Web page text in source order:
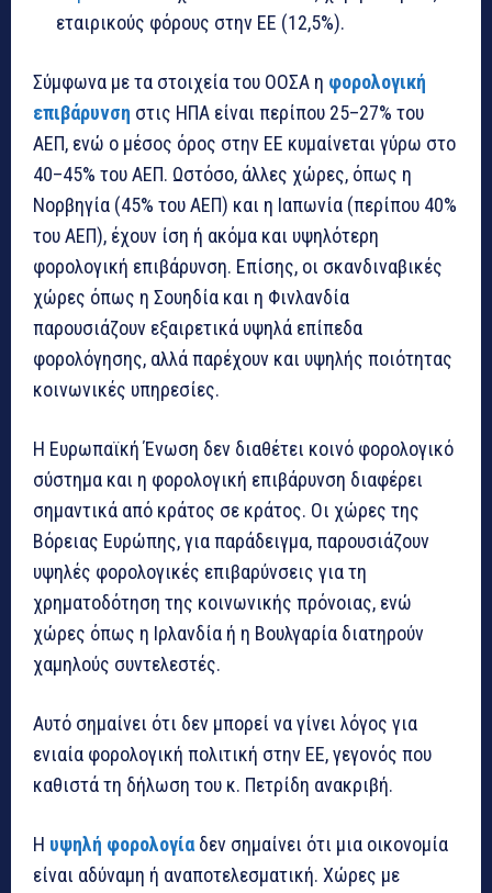
εταιρικούς φόρους στην ΕΕ (12,5%).
Σύμφωνα με τα στοιχεία του ΟΟΣΑ η φορολογική
επιβάρυνση στις ΗΠΑ είναι περίπου 25–27% του
ΑΕΠ, ενώ ο μέσος όρος στην ΕΕ κυμαίνεται γύρω στο
40–45% του ΑΕΠ. Ωστόσο, άλλες χώρες, όπως η
Νορβηγία (45% του ΑΕΠ) και η Ιαπωνία (περίπου 40%
του ΑΕΠ), έχουν ίση ή ακόμα και υψηλότερη
φορολογική επιβάρυνση. Επίσης, οι σκανδιναβικές
χώρες όπως η Σουηδία και η Φινλανδία
παρουσιάζουν εξαιρετικά υψηλά επίπεδα
φορολόγησης, αλλά παρέχουν και υψηλής ποιότητας
κοινωνικές υπηρεσίες.
Η Ευρωπαϊκή Ένωση δεν διαθέτει κοινό φορολογικό
σύστημα και η φορολογική επιβάρυνση διαφέρει
σημαντικά από κράτος σε κράτος. Οι χώρες της
Βόρειας Ευρώπης, για παράδειγμα, παρουσιάζουν
υψηλές φορολογικές επιβαρύνσεις για τη
χρηματοδότηση της κοινωνικής πρόνοιας, ενώ
χώρες όπως η Ιρλανδία ή η Βουλγαρία διατηρούν
χαμηλούς συντελεστές.
Αυτό σημαίνει ότι δεν μπορεί να γίνει λόγος για
ενιαία φορολογική πολιτική στην ΕΕ, γεγονός που
καθιστά τη δήλωση του κ. Πετρίδη ανακριβή.
Η υψηλή φορολογίαδεν σημαίνει ότι μια οικονομία
είναι αδύναμη ή αναποτελεσματική. Χώρες με